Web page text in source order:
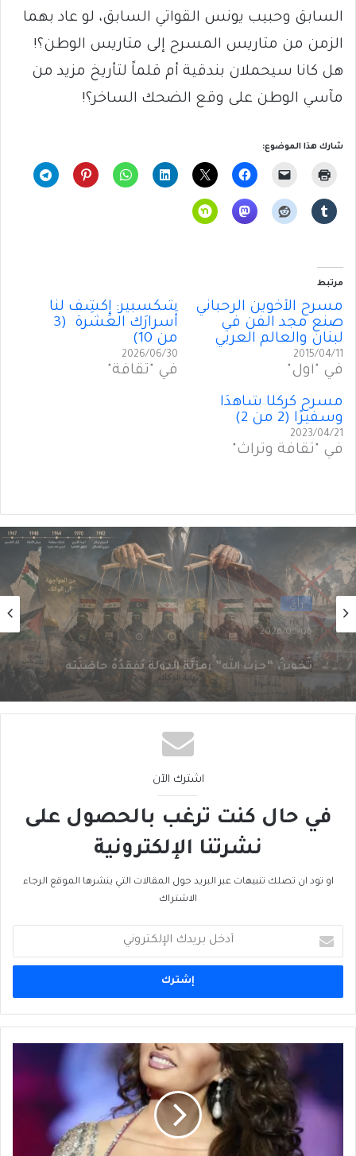
السابق وحبيب يونس القواتي السابق، لو عاد بهما
الزمن من متاريس المسرح إلى متاريس الوطن؟!
هل كانا سيحملان بندقية أم قلماً لتأريخ مزيد من
مآسي الوطن على وقع الضحك الساخر؟!
شارك هذا الموضوع:
مرتبط
مسرح الأخوين الرحباني
صنع مجد الفن في
لبنان والعالم العربي
2015/04/11
في "أول"
شكسبير: إِكشِف لنا
أَسرارَك العشرة (3
من 10)
2026/06/30
في "ثقافة"
مسرح كركلَّا شاهدًا
وسفيرًا (2 من 2)
2023/04/21
في "ثقافة وتراث"
رأي
2026/08/06
سقوطُ “الأذرُع”: هل انتهى زمنُ الوكلاء؟
اشترك الآن
في حال كنت ترغب بالحصول على
نشرتنا الإلكترونية
او تود ان تصلك تنبيهات عبر البريد حول المقالات التي ينشرها الموقع الرجاء
الاشتراك
بريدك
الإلكتروني